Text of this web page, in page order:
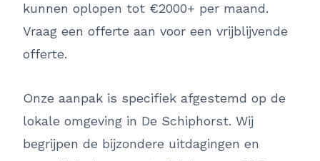
kunnen oplopen tot €2000+ per maand.
Vraag een offerte aan voor een vrijblijvende
offerte.
Onze aanpak is specifiek afgestemd op de
lokale omgeving in De Schiphorst. Wij
begrijpen de bijzondere uitdagingen en